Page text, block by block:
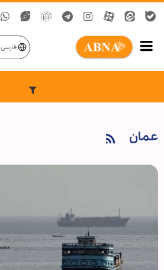
فارسی
عمان